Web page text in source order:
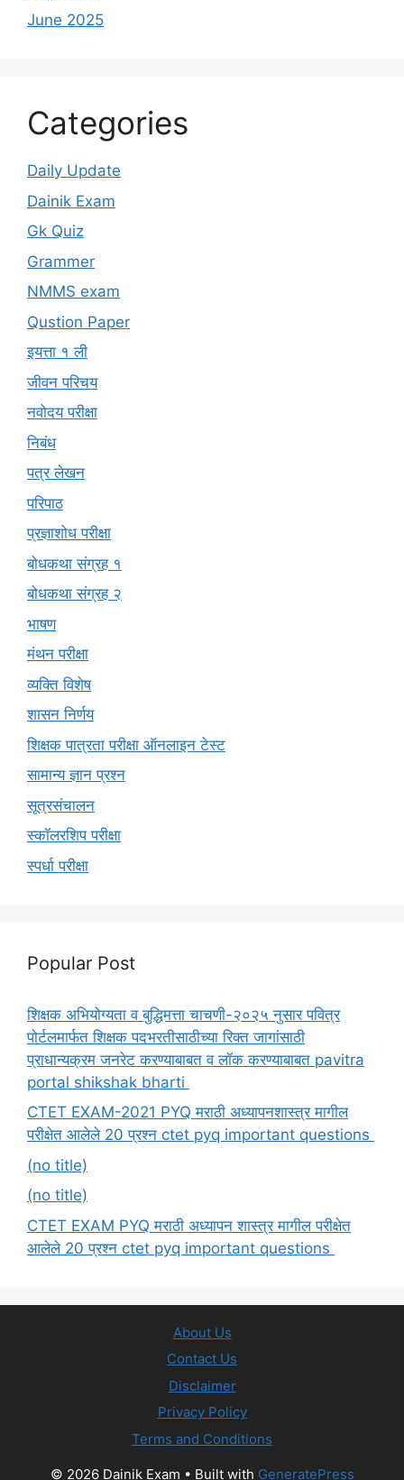
June 2025
Categories
Daily Update
Dainik Exam
Gk Quiz
Grammer
NMMS exam
Qustion Paper
इयत्ता १ ली
जीवन परिचय
नवोदय परीक्षा
निबंध
पत्र लेखन
परिपाठ
प्रज्ञाशोध परीक्षा
बोधकथा संग्रह १
बोधकथा संग्रह २
भाषण
मंथन परीक्षा
व्यक्ति विशेष
शासन निर्णय
शिक्षक पात्रता परीक्षा ऑनलाइन टेस्ट
सामान्य ज्ञान प्रश्न
सूत्रसंचालन
स्कॉलरशिप परीक्षा
स्पर्धा परीक्षा
Popular Post
शिक्षक अभियोग्यता व बुद्धिमत्ता चाचणी-२०२५ नुसार पवित्र
पोर्टलमार्फत शिक्षक पदभरतीसाठीच्या रिक्त जागांसाठी
प्राधान्यक्रम जनरेट करण्याबाबत व लॉक करण्याबाबत pavitra
portal shikshak bharti
CTET EXAM-2021 PYQ मराठी अध्यापनशास्त्र मागील
परीक्षेत आलेले 20 प्रश्न ctet pyq important questions
(no title)
(no title)
CTET EXAM PYQ मराठी अध्यापन शास्त्र मागील परीक्षेत
आलेले 20 प्रश्न ctet pyq important questions
About Us
Contact Us
Disclaimer
Privacy Policy
Terms and Conditions
© 2026 Dainik Exam • Built with GeneratePress